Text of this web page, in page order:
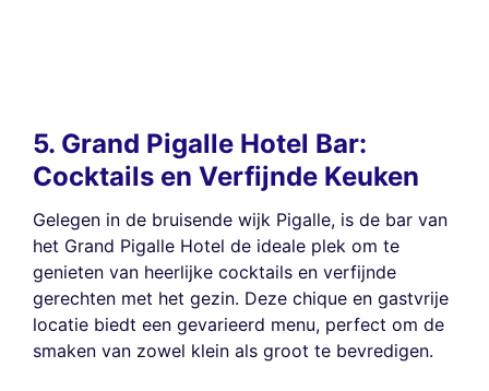
5. Grand Pigalle Hotel Bar:
Cocktails en Verfijnde Keuken
Gelegen in de bruisende wijk Pigalle, is de bar van
het Grand Pigalle Hotel de ideale plek om te
genieten van heerlijke cocktails en verfijnde
gerechten met het gezin. Deze chique en gastvrije
locatie biedt een gevarieerd menu, perfect om de
smaken van zowel klein als groot te bevredigen.